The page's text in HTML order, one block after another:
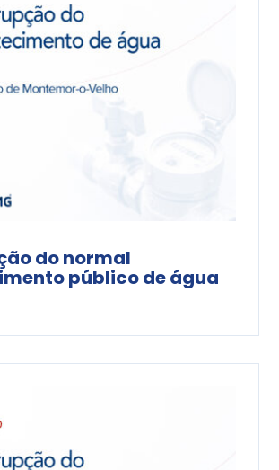
do normal
público de água